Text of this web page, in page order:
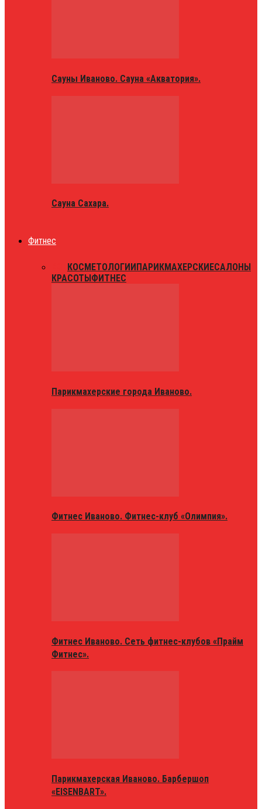
Сауны Иваново. Сауна «Акватория».
Сауна Сахара.
Фитнес
КОСМЕТОЛОГИИПАРИКМАХЕРСКИЕСАЛОНЫ
КРАСОТЫФИТНЕС
Парикмахерские города Иваново.
Фитнес Иваново. Фитнес-клуб «Олимпия».
Фитнес Иваново. Сеть фитнес-клубов «Прайм
Фитнес».
Парикмахерская Иваново. Барбершоп
«EISENBART».